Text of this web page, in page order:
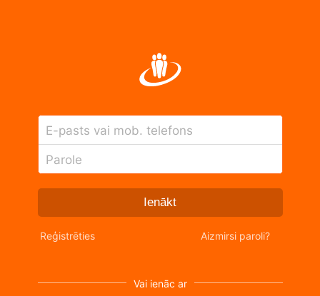
E-pasts vai mob. telefons
Parole
Ienākt
Reģistrēties Aizmirsi paroli?
Vai ienāc ar